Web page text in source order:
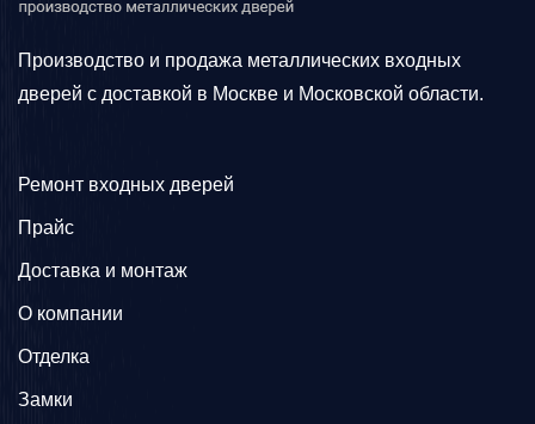
Производство и продажа металлических входных
дверей с доставкой в Москве и Московской области.
Ремонт входных дверей
Прайс
Доставка и монтаж
О компании
Отделка
Замки